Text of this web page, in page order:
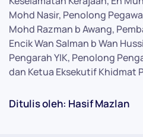
Mohd Nasir, Penolong
Mohd Razman b Awang,
Encik Wan Salman b Wan
Pengarah YIK, Penolong
dan Ketua Eksekutif Khidmat
Ditulis oleh: Hasif Mazlan